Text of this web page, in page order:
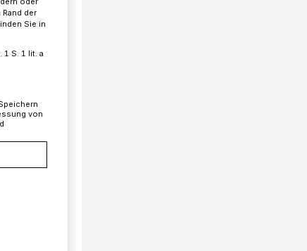
der
Sie in
S. 1 lit. a
von